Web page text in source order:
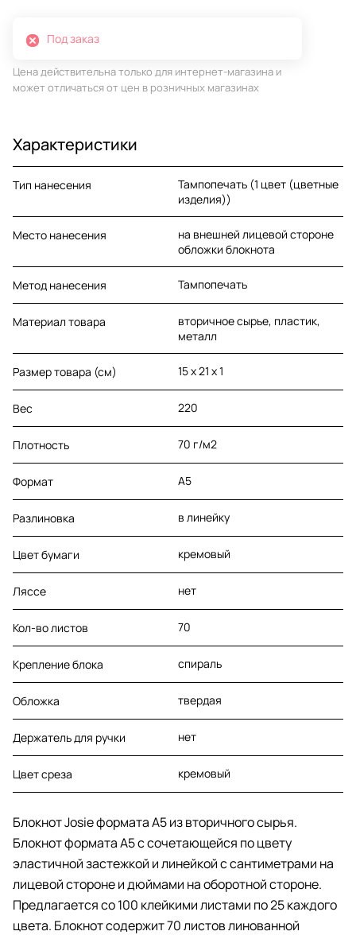
Под заказ
Цена действительна только для интернет-магазина и
может отличаться от цен в розничных магазинах
Характеристики
Тип нанесения
Тампопечать (1 цвет (цветные
изделия))
Место нанесения
на внешней лицевой стороне
обложки блокнота
Метод нанесения Тампопечать
Материал товара
вторичное сырье, пластик,
металл
Размер товара (см) 15 х 21 х 1
Вес 220
Плотность 70 г/м2
Формат A5
Разлиновка в линейку
Цвет бумаги кремовый
Ляссе нет
Кол-во листов 70
Крепление блока спираль
Обложка твердая
Держатель для ручки нет
Цвет среза кремовый
Блокнот Josie формата A5 из вторичного сырья.
Блокнот формата A5 с сочетающейся по цвету
эластичной застежкой и линейкой с сантиметрами на
лицевой стороне и дюймами на оборотной стороне.
Предлагается со 100 клейкими листами по 25 каждого
цвета. Блокнот содержит 70 листов линованной